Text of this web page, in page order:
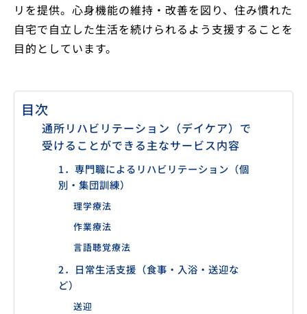
リを提供。心身機能の維持・改善を図り、住み慣れた
自宅で自立した生活を続けられるよう支援することを
目的としています。
目次
通所リハビリテーション（デイケア）で
受けることができる主なサービス内容
1．専門職によるリハビリテーション（個
別・集団訓練）
理学療法
作業療法
言語聴覚療法
2．日常生活支援（食事・入浴・送迎な
ど）
送迎